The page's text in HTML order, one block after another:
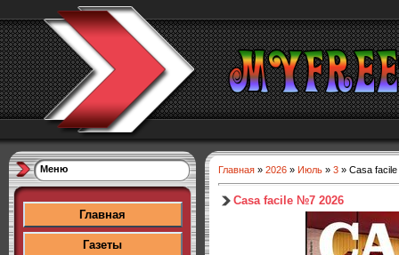
Меню
Главная
Газеты
Главная » 2026 » Июль » 3 » Casa
Casa facile №7 2026